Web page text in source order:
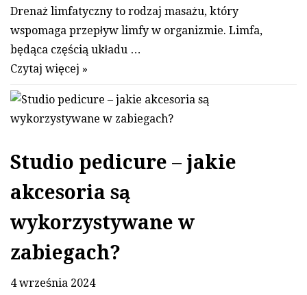
Drenaż limfatyczny to rodzaj masażu, który
wspomaga przepływ limfy w organizmie. Limfa,
będąca częścią układu …
Czytaj więcej »
Studio pedicure – jakie
akcesoria są
wykorzystywane w
zabiegach?
4 września 2024